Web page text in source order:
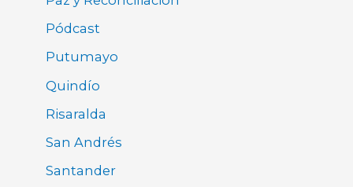
Pódcast
Putumayo
Quindío
Risaralda
San Andrés
Santander